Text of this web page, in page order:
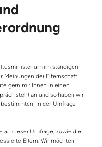
im ständigen
Meinungen der Elternschaft
gern mit Ihnen in einen
steht an und so haben wir
in der Umfrage
an dieser Umfrage, sowie die
Eltern. Wir möchten